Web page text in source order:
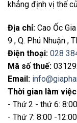
khẳng định vị thế
Địa chỉ: Cao Ốc
9 , Q. Phú Nhuận ,
Điện thoại: 028
Mã số thuế:
Email:
Thời gian làm
- Thứ 2 - thứ 6:
- Thứ 7: 8:00 -12:00